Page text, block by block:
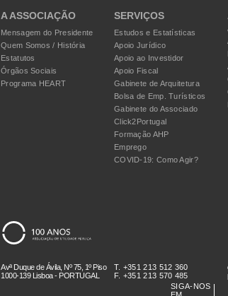
A ASSOCIAÇÃO
Mensagem do Presidente
Quem Somos / História
Estatutos
Órgãos Sociais
Programa HEART
SERVIÇOS
Estudos e Estatísticas
Apoio Jurídico
Apoio ao Investidor
Apoio Fiscal
Gabinete de Arquitetura
Bolsa de Emp. Turísticos
Gabinete do Associado
Click2Portugal
Formação AHP
Emprego
COVID-19: Como Agir?
Avª Duque de Ávila, Nº 75, 1º Piso
1000-139 Lisboa - PORTUGAL
T. +351 213 512 360
F. +351 213 570 485
SIGA-NOS